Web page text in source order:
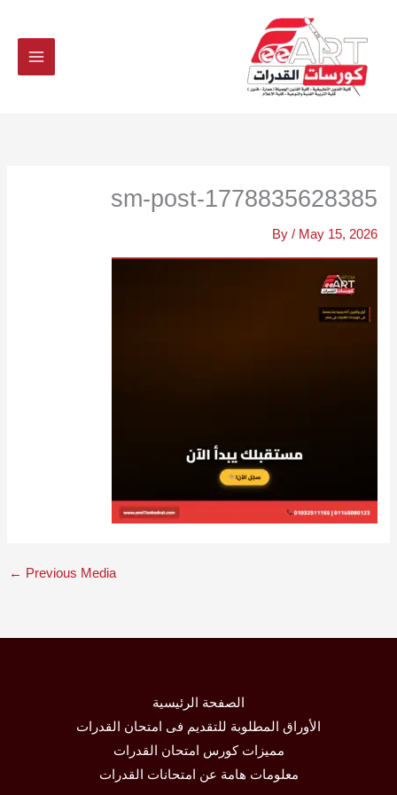
sm-post-1778835628385
By / May 15, 2026
← Previous Media
الصفحة الرئيسية
الأوراق المطلوبة للتقديم فى امتحان القدرات
مميزات كورس امتحان القدرات
معلومات هامة عن امتحانات القدرات